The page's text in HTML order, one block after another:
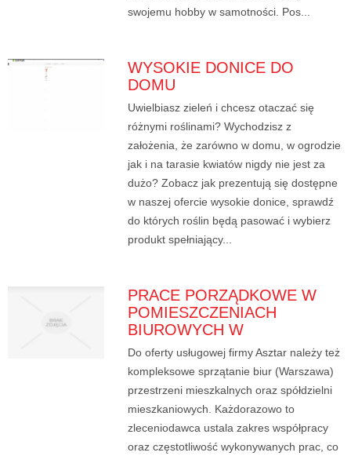
swojemu hobby w samotności. Pos...
WYSOKIE DONICE DO
DOMU
Uwielbiasz zieleń i chcesz otaczać się
różnymi roślinami? Wychodzisz z
założenia, że zarówno w domu, w ogrodzie
jak i na tarasie kwiatów nigdy nie jest za
dużo? Zobacz jak prezentują się dostępne
w naszej ofercie wysokie donice, sprawdź
do których roślin będą pasować i wybierz
produkt spełniający...
PRACE PORZĄDKOWE W
POMIESZCZENIACH
BIUROWYCH W
Do oferty usługowej firmy Asztar należy też
kompleksowe sprzątanie biur (Warszawa)
przestrzeni mieszkalnych oraz spółdzielni
mieszkaniowych. Każdorazowo to
zleceniodawca ustala zakres współpracy
oraz częstotliwość wykonywanych prac, co